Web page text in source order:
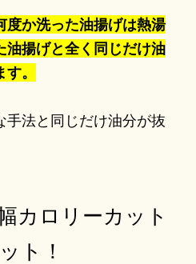
度か洗った油揚げは熱湯
油揚げと全く同じだけ油
。
手法と同じだけ油分が抜
カロリーカット
ト！